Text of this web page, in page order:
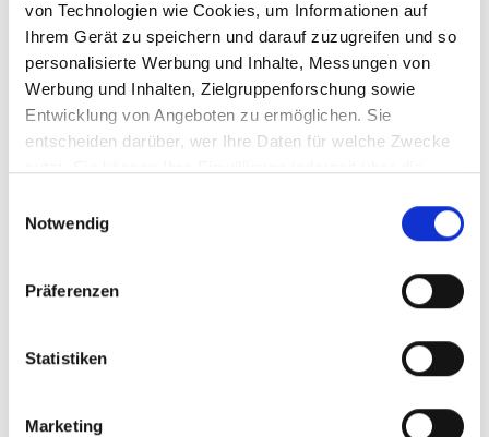
von Technologien wie Cookies, um Informationen auf
Ihrem Gerät zu speichern und darauf zuzugreifen und so
personalisierte Werbung und Inhalte, Messungen von
Werbung und Inhalten, Zielgruppenforschung sowie
Entwicklung von Angeboten zu ermöglichen. Sie
entscheiden darüber, wer Ihre Daten für welche Zwecke
Trigger Symbol ändern oder widerrufen
Informationen über Ihre geografische Lage
können
bestimmten Merkmalen (Fingerprinting) identifizieren
Notwendig
Präferenzen
Statistiken
Marketing
remorque rail-route
Différents groupes auxiliaires
mécaniques et hydrauliques
possibles
Changement possible des
modules de construction
hydraulique
différents outils de travail à